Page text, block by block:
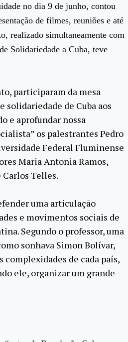
no dia 9 de junho, contou
de filmes, reuniões e até
realizado simultaneamente com
Solidariedade a Cuba, teve
participaram da mesa
solidariedade de Cuba aos
e aprofundar nossa
os palestrantes Pedro
Federal Fluminense
Maria Antonia Ramos,
Telles.
uma articulação
e movimentos sociais de
Segundo o professor, uma
sonhava Simon Bolívar,
complexidades de cada país,
ele, organizar um grande